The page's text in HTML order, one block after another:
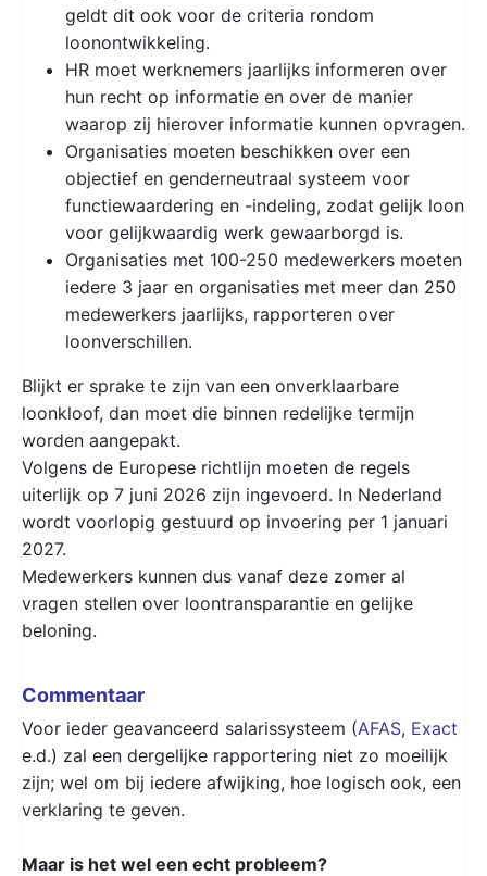
geldt dit ook voor de criteria rondom
loonontwikkeling.
HR moet werknemers jaarlijks informeren over
hun recht op informatie en over de manier
waarop zij hierover informatie kunnen opvragen.
Organisaties moeten beschikken over een
objectief en genderneutraal systeem voor
functiewaardering en -indeling, zodat gelijk loon
voor gelijkwaardig werk gewaarborgd is.
Organisaties met 100-250 medewerkers moeten
iedere 3 jaar en organisaties met meer dan 250
medewerkers jaarlijks, rapporteren over
loonverschillen.
Blijkt er sprake te zijn van een onverklaarbare
loonkloof, dan moet die binnen redelijke termijn
worden aangepakt.
Volgens de Europese richtlijn moeten de regels
uiterlijk op 7 juni 2026 zijn ingevoerd. In Nederland
wordt voorlopig gestuurd op invoering per 1 januari
2027.
Medewerkers kunnen dus vanaf deze zomer al
vragen stellen over loontransparantie en gelijke
beloning.
Commentaar
Voor ieder geavanceerd salarissysteem (AFAS, Exact
e.d.) zal een dergelijke rapportering niet zo moeilijk
zijn; wel om bij iedere afwijking, hoe logisch ook, een
verklaring te geven.
Maar is het wel een echt probleem?